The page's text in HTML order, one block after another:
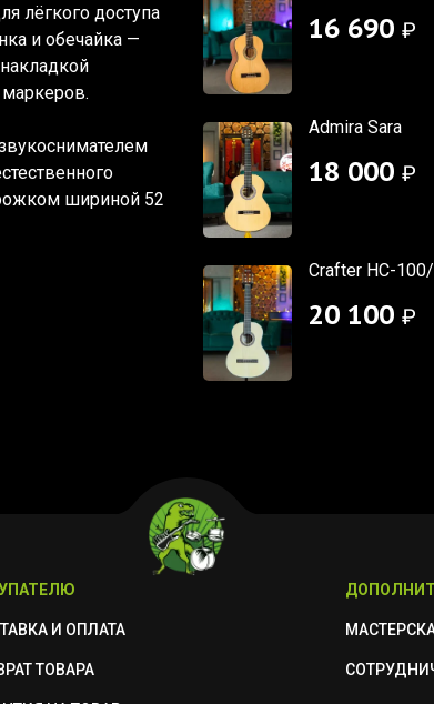
лёгкого доступа
и обечайка —
шириной 52
16 690 ₽
Admira Sara
18 000 ₽
Crafter HC-100/
20 100 ₽
И ОПЛАТА
ТОВАРА